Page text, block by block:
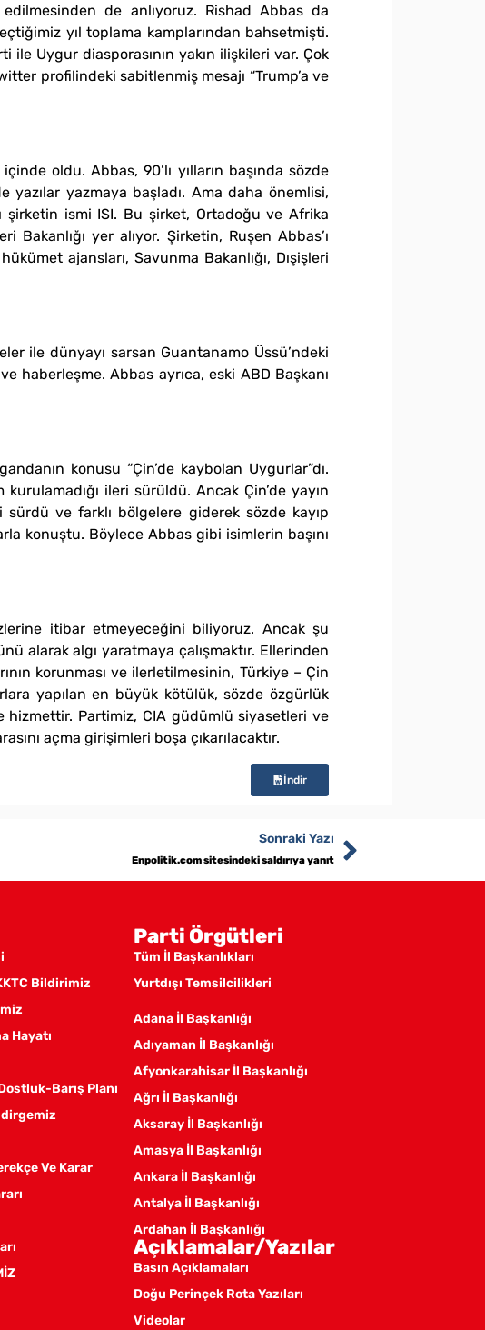
edilmesinden de anlıyoruz. Rishad Abbas da
yıl toplama kamplarından bahsetmişti.
ile Uygur diasporasının yakın ilişkileri var. Çok
profilindeki sabitlenmiş mesajı “Trump’a ve
oldu. Abbas, 90’lı yılların başında sözde
yazmaya başladı. Ama daha önemlisi,
şirketin ismi ISI. Bu şirket, Ortadoğu ve Afrika
yer alıyor. Şirketin, Ruşen Abbas’ı
ajansları, Savunma Bakanlığı, Dışişleri
ile dünyayı sarsan Guantanamo Üssü’ndeki
haberleşme. Abbas ayrıca, eski ABD Başkanı
konusu “Çin’de kaybolan Uygurlar”dı.
ileri sürüldü. Ancak Çin’de yayın
ve farklı bölgelere giderek sözde kayıp
konuştu. Böylece Abbas gibi isimlerin başını
itibar etmeyeceğini biliyoruz. Ancak şu
alarak algı yaratmaya çalışmaktır. Ellerinden
korunması ve ilerletilmesinin, Türkiye – Çin
yapılan en büyük kötülük, sözde özgürlük
hizmettir. Partimiz, CIA güdümlü siyasetleri ve
açma girişimleri boşa çıkarılacaktır.
İndir
Sonraki Yazı
Enpolitik.com sitesindeki saldırıya yanıt
Bildirimiz
Hayatı
Barış Planı
Ve Karar
Parti Örgütleri
Tüm İl Başkanlıkları
Yurtdışı Temsilcilikleri
Adana İl Başkanlığı
Adıyaman İl Başkanlığı
Afyonkarahisar İl Başkanlığı
Ağrı İl Başkanlığı
Aksaray İl Başkanlığı
Amasya İl Başkanlığı
Ankara İl Başkanlığı
Antalya İl Başkanlığı
Ardahan İl Başkanlığı
Artvin İl Başkanlığı
Açıklamalar/Yazılar
Basın Açıklamaları
Doğu Perinçek Rota Yazıları
Videolar